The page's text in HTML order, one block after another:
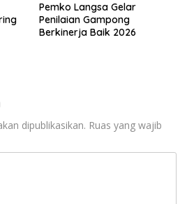
Pemko Langsa Gelar
Penilaian Gampong
Berkinerja Baik 2026
dipublikasikan. Ruas yang wajib